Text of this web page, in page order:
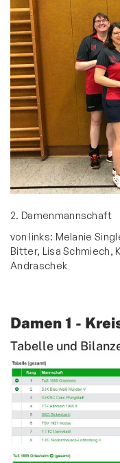
2. Damenmannschaft
von links: Melanie
Bitter, Lisa Schmiech,
Andraschek
Damen 1 -
Tabelle und
Ski & Wandern
Schwimmen
Sportkegeln
Tanzsport
Tennis
Tischtennis
Ansprechpartner
Damen
Saison 2022/23
Saison 2021/22
Herren
Jugend
Senioren
PingPongParkinson